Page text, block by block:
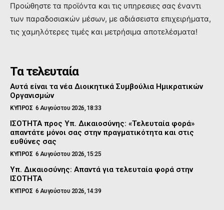
Προώθηστε τα προϊόντα και τις υπηρεσιες σας έναντι
των παραδοσιακών μέσων, με αδιάσειστα επιχειρήματα,
τις χαμηλότερες τιμές και μετρήσιμα αποτελέσματα!
Τα τελευταία
Αυτά είναι τα νέα Διοικητικά Συμβούλια Ημικρατικών
Οργανισμών
ΚΥΠΡΟΣ 6 Αυγούστου 2026, 18:33
ΙΣΟΤΗΤΑ προς Υπ. Δικαιοσύνης: «Τελευταία φορά»
απαντάτε μόνοι σας στην πραγματικότητα και στις
ευθύνες σας
ΚΥΠΡΟΣ 6 Αυγούστου 2026, 15:25
Υπ. Δικαιοσύνης: Απαντά για τελευταία φορά στην
ΙΣΟΤΗΤΑ
ΚΥΠΡΟΣ 6 Αυγούστου 2026, 14:39